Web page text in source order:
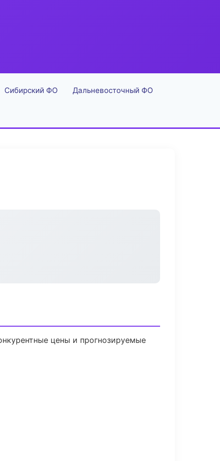
Сибирский ФО Дальневосточный ФО
цены и прогнозируемые